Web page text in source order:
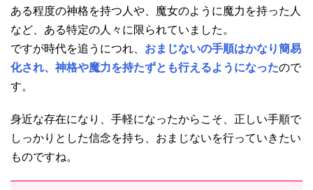
ある程度の神格を持つ人や、魔女のように魔力を持った人
など、ある特定の人々に限られていました。
ですが時代を追うにつれ、 おまじないの手順はかなり簡易
化され、神格や魔力を持たずとも行えるようになったので
す。
身近な存在になり、手軽になったからこそ、正しい手順で
しっかりとした信念を持ち、おまじないを行っていきたい
ものですね。